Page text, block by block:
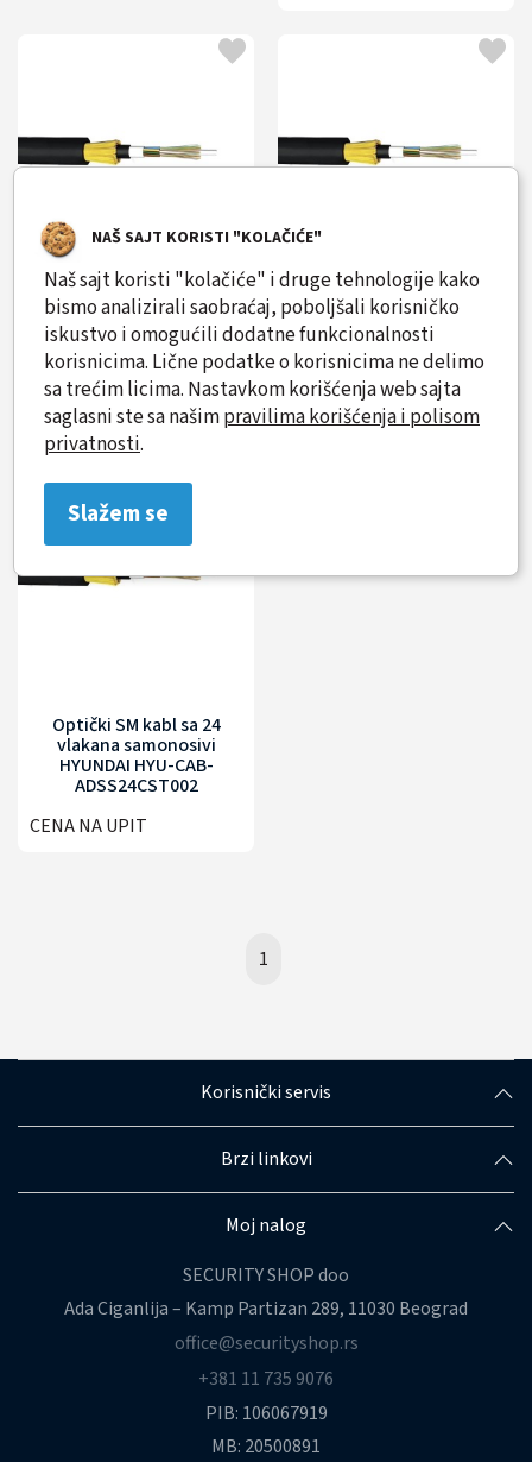
Optički SM kabl sa 8
vlakana HYUNDAI HYU-
CAB-ADSS8CST002
CENA NA UPIT
Optički SM kabl sa 12
vlakana samonosivi
HYUNDAI HYU-CAB-
ADSS12CST002
CENA NA UPIT
Optički SM kabl sa 24
vlakana samonosivi
HYUNDAI HYU-CAB-
ADSS24CST002
CENA NA UPIT
1
Korisnički servis
Brzi linkovi
Moj nalog
SECURITY SHOP doo
Ada Ciganlija – Kamp Partizan 289, 11030 Beograd
office@securityshop.rs
+381 11 735 9076
PIB: 106067919
MB: 20500891
NAŠ SAJT KORISTI "KOLAČIĆE"
Naš sajt koristi "kolačiće" i druge tehnologije kako
bismo analizirali saobraćaj, poboljšali korisničko
iskustvo i omogućili dodatne funkcionalnosti
korisnicima. Lične podatke o korisnicima ne delimo
sa trećim licima. Nastavkom korišćenja web sajta
saglasni ste sa našimpravilima korišćenja i polisom
privatnosti.
Slažem se